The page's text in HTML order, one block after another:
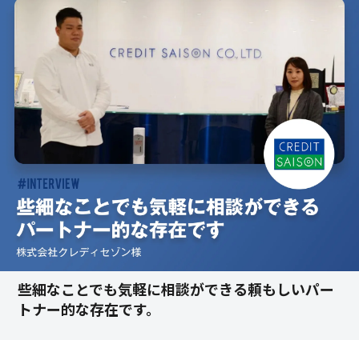
些細なことでも気軽に相談ができる頼もしいパー
トナー的な存在です。